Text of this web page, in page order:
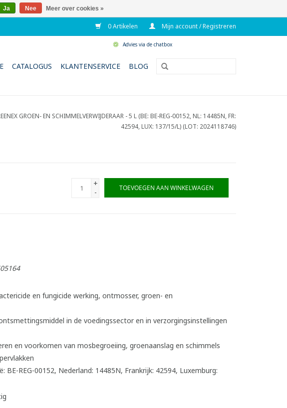
0 Artikelen Mijn account / Registreren
Advies via de chatbox
CATALOGUS KLANTENSERVICE BLOG
GROEN- EN SCHIMMELVERWIJDERAAR - 5 L (BE: BE-REG-00152, NL: 14485N, FR:
42594, LUX: 137/15/L) (LOT: 2024118746)
+
-
TOEVOEGEN AAN WINKELWAGEN
en fungicide werking, ontmosser, groen- en
in de voedingssector en in verzorgingsinstellingen
en voorkomen van mosbegroeiing, groenaanslag en schimmels
BE-REG-00152, Nederland: 14485N, Frankrijk: 42594, Luxemburg:
Ja Nee Meer over cookies »